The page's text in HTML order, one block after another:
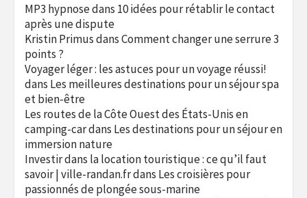
MP3 hypnosedans 10 idées pour rétablir le contact
après une dispute
Kristin PrimusdansComment changer une serrure 3
points ?
Voyager léger : les astuces pour un voyage réussi!
dans Les meilleures destinations pour un séjour spa
et bien-être
Les routes de la Côte Ouest des États-Unis en
camping-cardans Les destinations pour un séjour en
immersion nature
Investir dans la location touristique : ce qu’il faut
savoir | ville-randan.frdans Les croisières pour
passionnés de plongée sous-marine